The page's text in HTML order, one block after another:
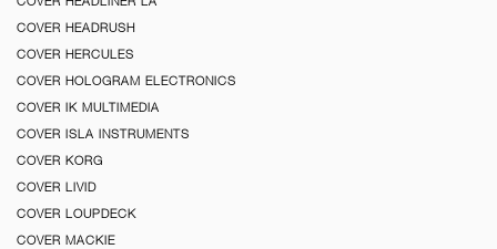
COVER HEADRUSH
COVER HERCULES
COVER HOLOGRAM ELECTRONICS
COVER IK MULTIMEDIA
COVER ISLA INSTRUMENTS
COVER KORG
COVER LIVID
COVER LOUPDECK
COVER MACKIE